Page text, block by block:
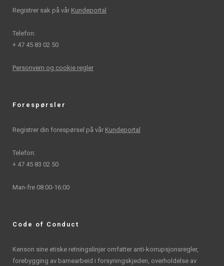
Registrer sak på vår Kundeportal
Telefon:
+ 47 45 83 02 50
Personvern og cookie regler
Forespørsler
Registrer din forespørsel på vår Kundeportal
Telefon:
+ 47 45 83 02 50
Man-fre 08:00-16:00
Code of Conduct
Kenson sine etiske retningslinjer omfatter anti-korrupsjonsregler,
forebygging av barnearbeid i forsyningskjeden, overholdelse av